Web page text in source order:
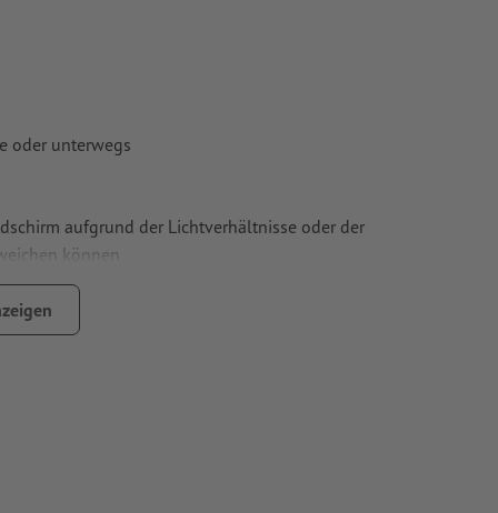
oder unterwegs
aufgrund der Lichtverhältnisse oder der
können